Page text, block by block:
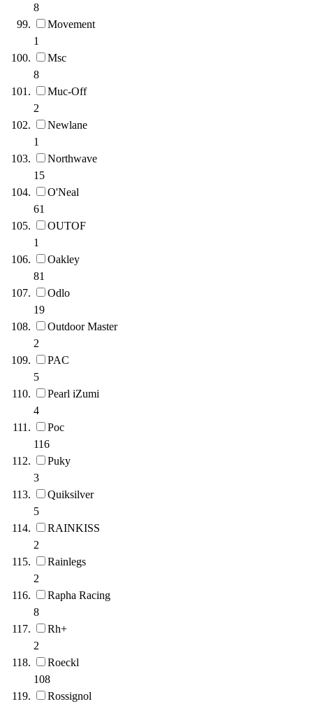
8
Movement
1
Msc
8
Muc-Off
2
Newlane
1
Northwave
15
O'Neal
61
OUTOF
1
Oakley
81
Odlo
19
Outdoor Master
2
PAC
5
Pearl iZumi
4
Poc
116
Puky
3
Quiksilver
5
RAINKISS
2
Rainlegs
2
Rapha Racing
8
Rh+
2
Roeckl
108
Rossignol